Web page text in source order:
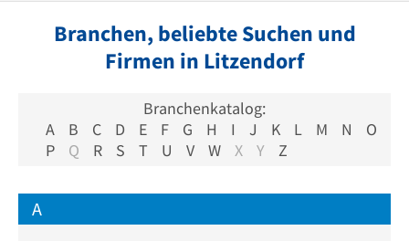
Branchen, beliebte Suchen und
Firmen in Litzendorf
Branchenkatalog:
A
B C D E F G H I J K L M N
O
P
Q R S T U V W X Y Z
A